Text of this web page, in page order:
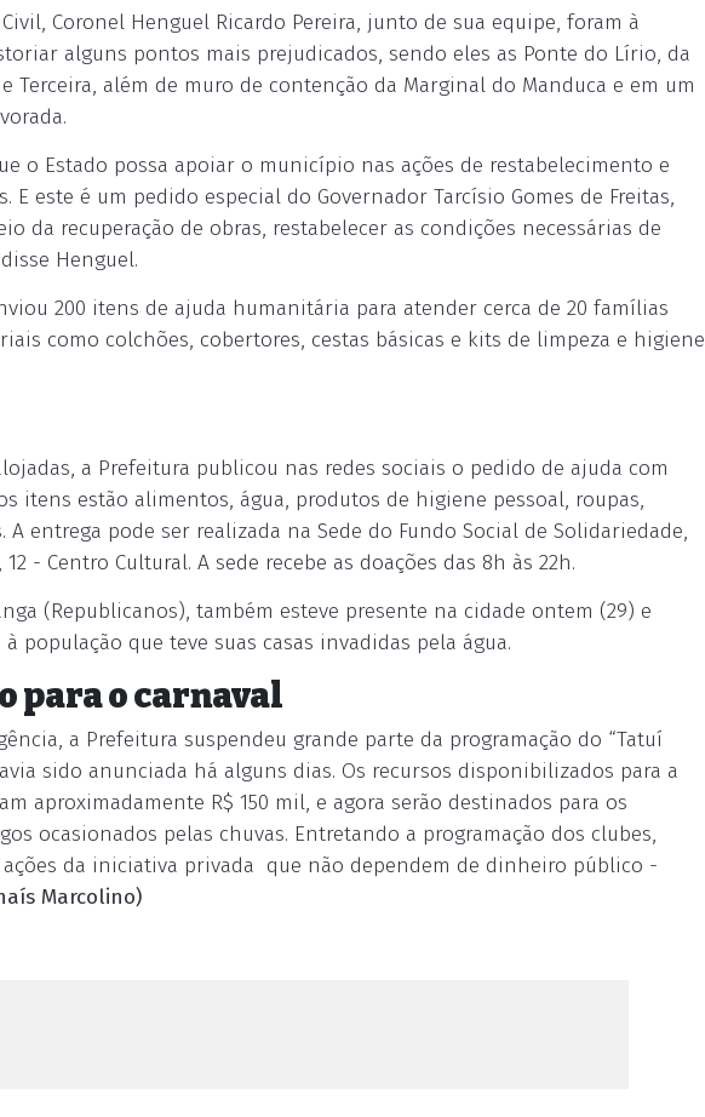
Coronel Henguel Ricardo Pereira, junto de sua equipe, foram à
alguns pontos mais prejudicados, sendo eles as Ponte do Lírio, da
Terceira, além de muro de contenção da Marginal do Manduca e em um
o Estado possa apoiar o município nas ações de restabelecimento e
este é um pedido especial do Governador Tarcísio Gomes de Freitas,
da recuperação de obras, restabelecer as condições necessárias de
Henguel.
200 itens de ajuda humanitária para atender cerca de 20 famílias
como colchões, cobertores, cestas básicas e kits de limpeza e higiene
a Prefeitura publicou nas redes sociais o pedido de ajuda com
itens estão alimentos, água, produtos de higiene pessoal, roupas,
A entrega pode ser realizada na Sede do Fundo Social de Solidariedade,
- Centro Cultural. A sede recebe as doações das 8h às 22h.
(Republicanos), também esteve presente na cidade ontem (29) e
população que teve suas casas invadidas pela água.
para o carnaval
a Prefeitura suspendeu grande parte da programação do “Tatuí
sido anunciada há alguns dias. Os recursos disponibilizados para a
aproximadamente R$ 150 mil, e agora serão destinados para os
ocasionados pelas chuvas. Entretando a programação dos clubes,
ações da iniciativa privada ­ que não dependem de dinheiro público
Marcolino)